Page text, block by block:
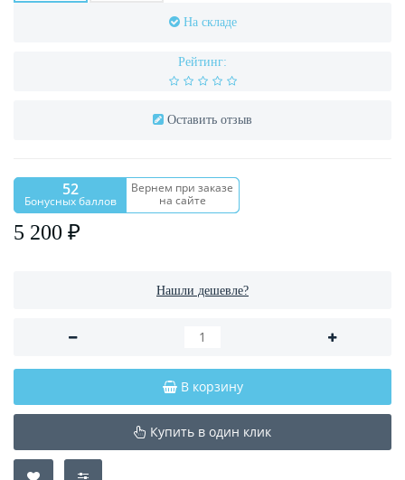
На складе
Рейтинг:
Оставить отзыв
52
Бонусных баллов
Вернем при заказе
на сайте
5 200 ₽
Нашли дешевле?
В корзину
Купить в один клик